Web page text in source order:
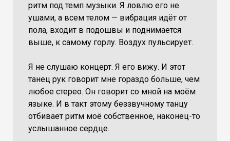
ритм под темп музыки. Я ловлю его не
ушами, а всем телом — вибрация идёт от
пола, входит в подошвы и поднимается
выше, к самому горлу. Воздух пульсирует.
Я не слушаю концерт. Я его вижу. И этот
танец рук говорит мне гораздо больше, чем
любое стерео. Он говорит со мной на моём
языке. И в такт этому беззвучному танцу
отбивает ритм моё собственное, наконец-то
услышанное сердце.